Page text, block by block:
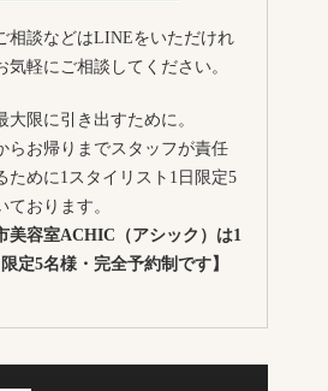
相談などはLINEをいただけれ
気軽にご相談してください。
大限に引き出すために。
らお帰りまでスタッフが責任
ために1スタイリスト1日限定5
おります。
美容室ACHIC（アシック）は1
定5名様・完全予約制です】